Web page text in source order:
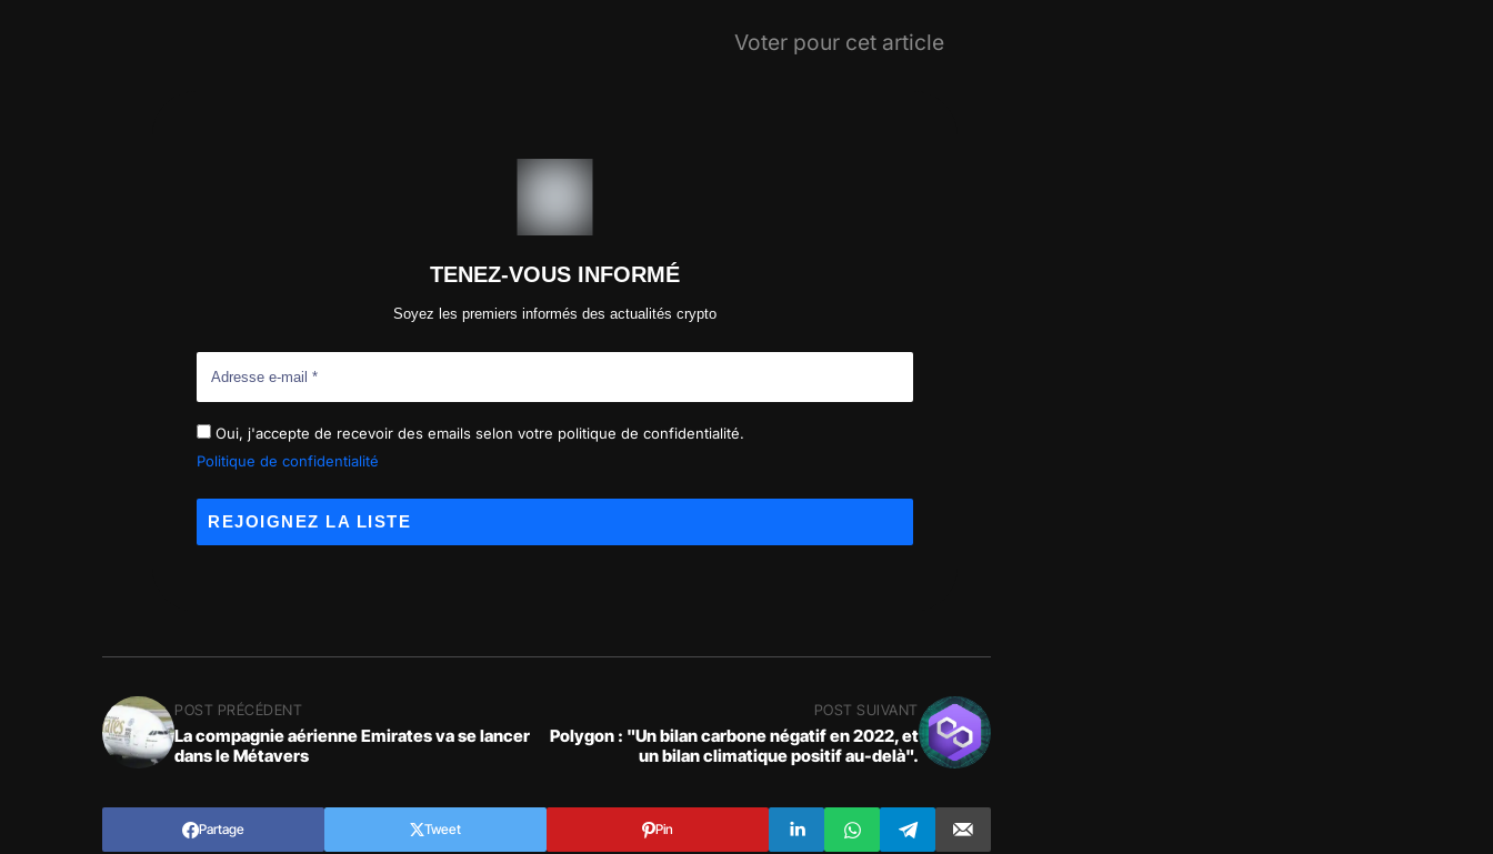
Voter pour cet article
TENEZ-VOUS INFORMÉ
Soyez les premiers informés des actualités crypto
Oui, j'accepte de recevoir des emails selon votre politique de confidentialité.
Politique de confidentialité
POST PRÉCÉDENT
La compagnie aérienne Emirates va se lancer
dans le Métavers
POST SUIVANT
Polygon : "Un bilan carbone négatif en 2022, et
un bilan climatique positif au-delà".
Partage Tweet Pin